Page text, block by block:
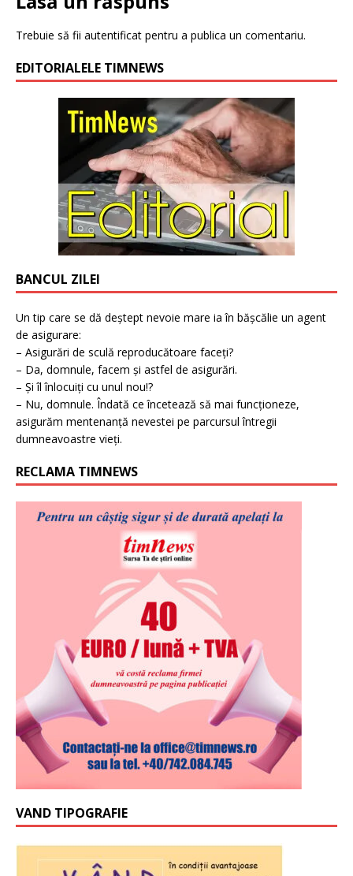
Trebuie să fii autentificat pentru a publica un comentariu.
EDITORIALELE TIMNEWS
BANCUL ZILEI
Un tip care se dă deștept nevoie mare ia în bășcălie un agent
de asigurare:
– Asigurări de sculă reproducătoare faceți?
– Da, domnule, facem și astfel de asigurări.
– Și îl înlocuiți cu unul nou!?
– Nu, domnule. Îndată ce încetează să mai funcționeze,
asigurăm mentenanță nevestei pe parcursul întregii
dumneavoastre vieți.
RECLAMA TIMNEWS
VAND TIPOGRAFIE